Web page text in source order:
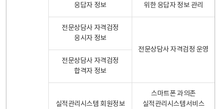
응답자 정보
위한 응답자 정보 관리
전문상담사 자격검정
응시자 정보
전문상담사 자격검정 운영
전문상담사 자격검정
합격자 정보
실적관리시스템 회원정보
스마트폰 과의존
실적관리시스템서비스